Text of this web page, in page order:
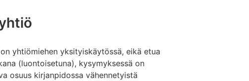
yhtiömiehen yksityiskäytössä, eikä etua
(luontoisetuna), kysymyksessä on
osuus kirjanpidossa vähennetyistä